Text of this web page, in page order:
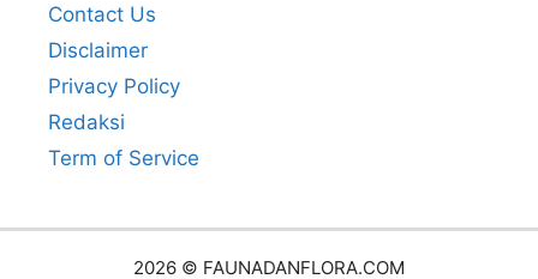
Contact Us
Disclaimer
Privacy Policy
Redaksi
Term of Service
2026 © FAUNADANFLORA.COM